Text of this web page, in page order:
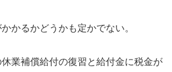
かるかどうかも定かでない。
業補償給付の復習と給付金に税金が